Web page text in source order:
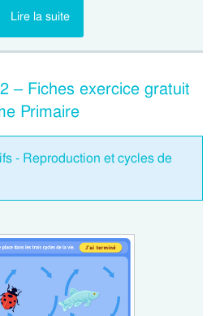
Lire la suite
– Fiches exercice gratuit
Primaire
- Reproduction et cycles de